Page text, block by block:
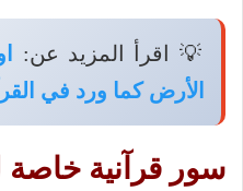
💡 اقرأ المزيد عن:
الأرض كما ورد في
سور قرآنية خاصة